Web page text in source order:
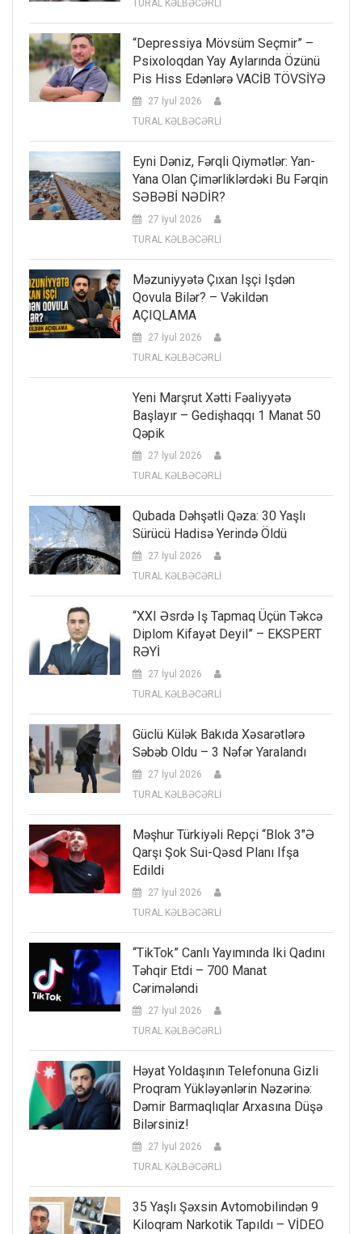
TURAL KƏLBƏCƏRLİ
“Depressiya Mövsüm Seçmir” –
Psixoloqdan Yay Aylarında Özünü
Pis Hiss Edənlərə VACİB TÖVSİYƏ
27 İyul 2026
TURAL KƏLBƏCƏRLİ
Eyni Dəniz, Fərqli Qiymətlər: Yan-
Yana Olan Çimərliklərdəki Bu Fərqin
SƏBƏBİ NƏDİR?
27 İyul 2026
TURAL KƏLBƏCƏRLİ
Məzuniyyətə Çıxan Işçi Işdən
Qovula Bilər? – Vəkildən
AÇIQLAMA
27 İyul 2026
TURAL KƏLBƏCƏRLİ
Yeni Marşrut Xətti Fəaliyyətə
Başlayır – Gedişhaqqı 1 Manat 50
Qəpik
27 İyul 2026
TURAL KƏLBƏCƏRLİ
Qubada Dəhşətli Qəza: 30 Yaşlı
Sürücü Hadisə Yerində Öldü
27 İyul 2026
TURAL KƏLBƏCƏRLİ
“XXI Əsrdə Iş Tapmaq Üçün Təkcə
Diplom Kifayət Deyil” – EKSPERT
RƏYİ
27 İyul 2026
TURAL KƏLBƏCƏRLİ
Güclü Külək Bakıda Xəsarətlərə
Səbəb Oldu – 3 Nəfər Yaralandı
27 İyul 2026
TURAL KƏLBƏCƏRLİ
Məşhur Türkiyəli Repçi “Blok 3″ə
Qarşı Şok Sui-Qəsd Planı Ifşa
Edildi
27 İyul 2026
TURAL KƏLBƏCƏRLİ
“TikTok” Canlı Yayımında Iki Qadını
Təhqir Etdi – 700 Manat
Cərimələndi
27 İyul 2026
TURAL KƏLBƏCƏRLİ
Həyat Yoldaşının Telefonuna Gizli
Proqram Yükləyənlərin Nəzərinə:
Dəmir Barmaqlıqlar Arxasına Düşə
Bilərsiniz!
27 İyul 2026
TURAL KƏLBƏCƏRLİ
35 Yaşlı Şəxsin Avtomobilindən 9
Kiloqram Narkotik Tapıldı – VİDEO